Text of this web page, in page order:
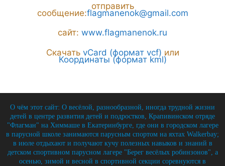
отправить
сообщение:flagmanenok@gmail.com
сайт: www.flagmanenok.ru
Скачать vCard (формат vcf) или
Координаты (формат kml)
О чём этот сайт: О весёлой, разнообразной, иногда трудной жизни
детей в центре развития детей и подростков, Крапивинском отряде
"Флагман" на Химмаше в Екатеринбурге, где они в городском лагере
в парусной школе занимаются парусным спортом на яхтах Walkerbay;
в июле отдыхают и получают кучу полезных навыков и знаний в
детском спортивном парусном лагере "Берег весёлых робинзонов", а
осенью, зимой и весной в спортивной секции соревнуются в